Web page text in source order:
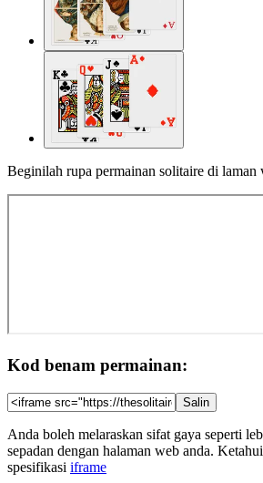
Beginilah rupa permainan solitaire di laman
Kod benam permainan:
Salin
Anda boleh melaraskan sifat gaya seperti
sepadan dengan halaman web anda.
spesifikasi iframe